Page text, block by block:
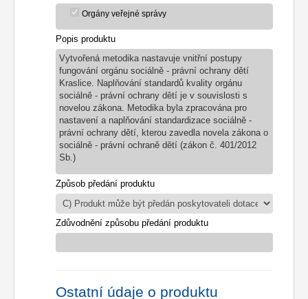
Orgány veřejné správy
Popis produktu
Vytvořená metodika nastavuje vnitřní postupy
fungování orgánu sociálně - právní ochrany dětí
Kraslice. Naplňování standardů kvality orgánu
sociálně - právní ochrany dětí je v souvislosti s
novelou zákona. Metodika byla zpracována pro
nastavení a naplňování standardizace sociálně -
právní ochrany dětí, kterou zavedla novela zákona o
sociálně - právní ochraně dětí (zákon č. 401/2012
Sb.)
Způsob předání produktu
Zdůvodnění způsobu předání produktu
Ostatní údaje o produktu